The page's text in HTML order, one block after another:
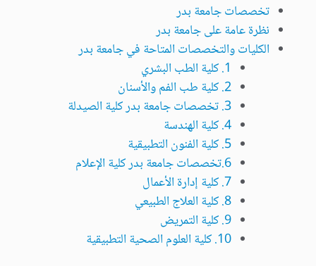
تخصصات جامعة بدر
نظرة عامة على جامعة بدر
الكليات والتخصصات المتاحة في جامعة بدر
1. كلية الطب البشري
2. كلية طب الفم والأسنان
3. تخصصات جامعة بدر كلية الصيدلة
4. كلية الهندسة
5. كلية الفنون التطبيقية
6.تخصصات جامعة بدر كلية الإعلام
7. كلية إدارة الأعمال
8. كلية العلاج الطبيعي
9. كلية التمريض
10. كلية العلوم الصحية التطبيقية